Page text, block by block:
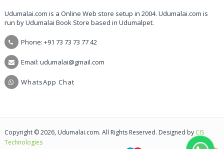
Udumalai.com is a Online Web store setup in 2004. Udumalai.com is
run by Udumalai Book Store based in Udumalpet.
Phone: +91 73 73 73 77 42
Email: udumalai@gmail.com
WhatsApp Chat
Copyright © 2026, Udumalai.com. All Rights Reserved. Designed by CIS
Technologies